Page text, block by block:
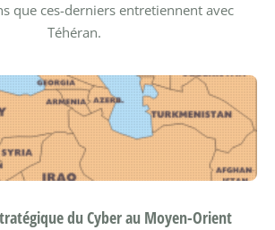
que ces-derniers entretiennent avec
Téhéran.
du Cyber au Moyen-Orient